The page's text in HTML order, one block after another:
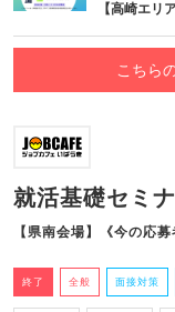
【高崎エリ
こちら
就活基礎セミ
【県南会場】《今の応
終了 全般 面接対策